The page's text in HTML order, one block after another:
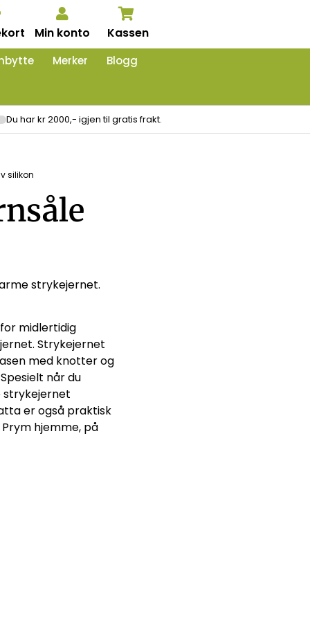
Min konto Kassen
Merker Blogg
Du har kr 2000,- igjen til gratis frakt.
silikon
strykejernet.
midlertidig
Strykejernet
med knotter og
når du
strykejernet
er også praktisk
hjemme, på